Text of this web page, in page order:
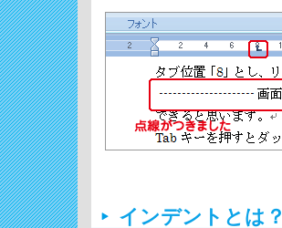
インデントとは？